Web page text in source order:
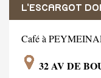
L'ESCARGOT
Café à
32 AV DE